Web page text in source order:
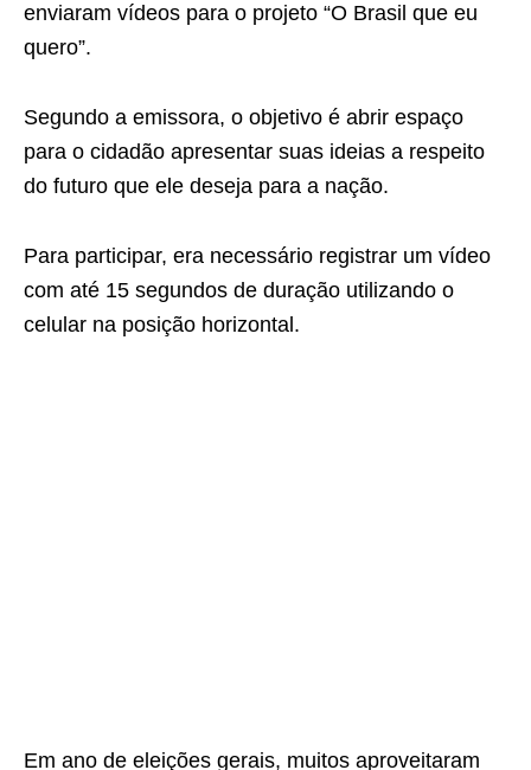
enviaram vídeos para o projeto “O Brasil que eu
quero”.
Segundo a emissora, o objetivo é abrir espaço
para o cidadão apresentar suas ideias a respeito
do futuro que ele deseja para a nação.
Para participar, era necessário registrar um vídeo
com até 15 segundos de duração utilizando o
celular na posição horizontal.
Em ano de eleições gerais, muitos aproveitaram